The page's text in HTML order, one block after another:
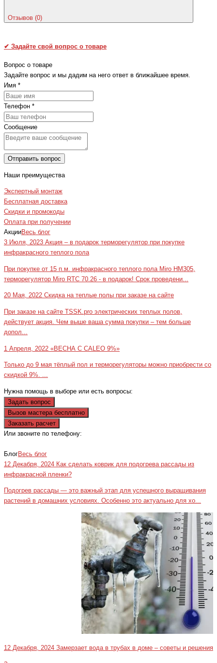
Отзывов (0)
✔ Задайте свой вопрос о товаре
Вопрос о товаре
Задайте вопрос и мы дадим на него ответ в ближайшее время.
Имя *
Телефон *
Сообщение
Отправить вопрос
Наши преимущества
Экспертный монтаж
Бесплатная доставка
Скидки и промокоды
Оплата при получении
АкцииВесь блог
3 Июля, 2023 Акция – в подарок терморегулятор при покупке
инфракрасного теплого пола
При покупке от 15 п.м. инфракрасного теплого пола Miro HM305,
терморегулятор Miro RTC 70.26 - в подарок! Срок проведени...
20 Мая, 2022 Скидка на теплые полы при заказе на сайте
При заказе на сайте TSSK.pro электрических теплых полов,
действует акция. Чем выше ваша сумма покупки – тем больше
допол...
1 Апреля, 2022 «ВЕСНА С CALEO 9%»
Только до 9 мая тёплый пол и терморегуляторы можно приобрести со
скидкой 9%. ...
Нужна помощь в выборе или есть вопросы:
Задать вопрос
Вызов мастера бесплатно
Заказать расчет
Или звоните по телефону:
БлогВесь блог
12 Декабря, 2024 Как сделать коврик для подогрева рассады из
инфракрасной пленки?
Подогрев рассады — это важный этап для успешного выращивания
растений в домашних условиях. Особенно это актуально для хо...
12 Декабря, 2024 Замерзает вода в трубах в доме – советы и решения